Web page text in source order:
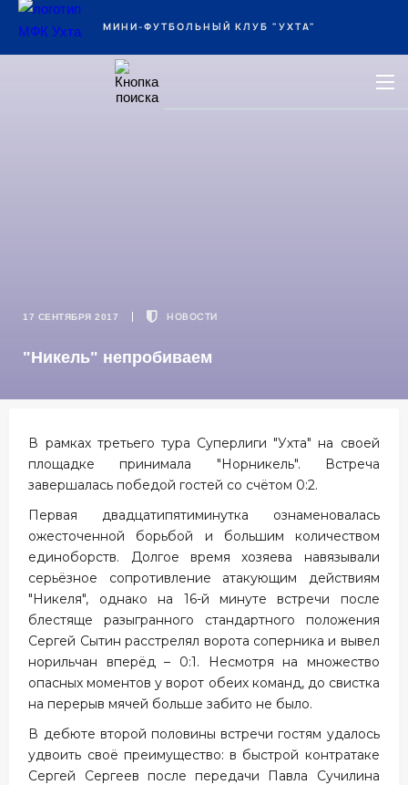
Ухта МИНИ-ФУТБОЛЬНЫЙ КЛУБ "УХТА"
17 СЕНТЯБРЯ 2017 НОВОСТИ
"Никель" непробиваем
В рамках третьего тура Суперлиги "Ухта" на своей
площадке принимала "Норникель". Встреча
завершалась победой гостей со счётом 0:2.
Первая двадцатипятиминутка ознаменовалась
ожесточенной борьбой и большим количеством
единоборств. Долгое время хозяева навязывали
серьёзное сопротивление атакующим действиям
"Никеля", однако на 16-й минуте встречи после
блестяще разыгранного стандартного положения
Сергей Сытин расстрелял ворота соперника и вывел
норильчан вперёд – 0:1. Несмотря на множество
опасных моментов у ворот обеих команд, до свистка
на перерыв мячей больше забито не было.
В дебюте второй половины встречи гостям удалось
удвоить своё преимущество: в быстрой контратаке
Сергей Сергеев после передачи Павла Сучилина